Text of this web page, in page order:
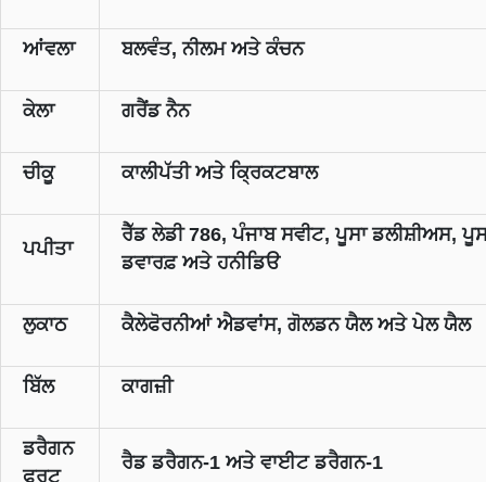
ਆਂਵਲਾ ਬਲਵੰਤ, ਨੀਲਮ ਅਤੇ ਕੰਚਨ
ਕੇਲਾ ਗਰੈਂਡ ਨੈਨ
ਚੀਕੂ ਕਾਲੀਪੱਤੀ ਅਤੇ ਕ੍ਰਿਕਟਬਾਲ
ਪਪੀਤਾ
ਰੈੱਡ ਲੇਡੀ 786, ਪੰਜਾਬ ਸਵੀਟ, ਪੂਸਾ ਡਲੀਸ਼ੀਅਸ,
ਡਵਾਰਫ਼ ਅਤੇ ਹਨੀਡਿੳ
ਲੁਕਾਠ ਕੈਲੇਫੋਰਨੀਆਂ ਐਡਵਾਂਸ, ਗੋਲਡਨ ਯੈਲ ਅਤੇ ਪੇਲ ਯੈਲ
ਬਿੱਲ ਕਾਗਜ਼ੀ
ਡਰੈਗਨ
ਫਰੂਟ
ਰੈਡ ਡਰੈਗਨ-1 ਅਤੇ ਵਾਈਟ ਡਰੈਗਨ-1